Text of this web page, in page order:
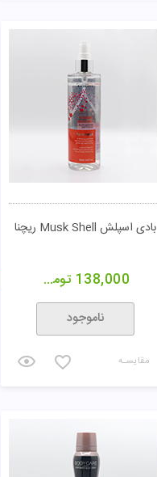
بادی اسپلش Musk Shell ریچنا
138,000 تومان
ناموجود
مقایسـه